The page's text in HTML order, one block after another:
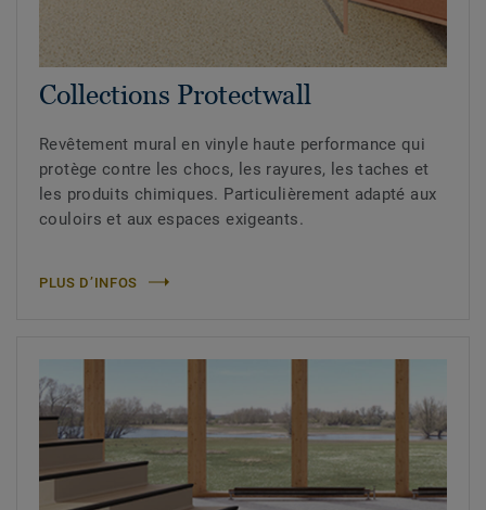
Collections Protectwall
Revêtement mural en vinyle haute performance qui
protège contre les chocs, les rayures, les taches et
les produits chimiques. Particulièrement adapté aux
couloirs et aux espaces exigeants.
PLUS D’INFOS